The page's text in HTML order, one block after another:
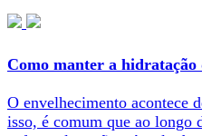
Como manter a hidratação
O envelhecimento acontece
isso, é comum que ao longo